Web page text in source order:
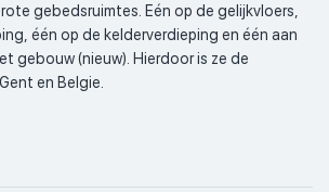
gebedsruimtes. Eén op de gelijkvloers,
één op de kelderverdieping en één aan
gebouw (nieuw). Hierdoor is ze de
en Belgie.